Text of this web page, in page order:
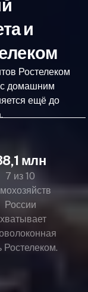
и
Ростелеком
с домашним
ещё до
млн
7 из 10
России
Ростелеком.